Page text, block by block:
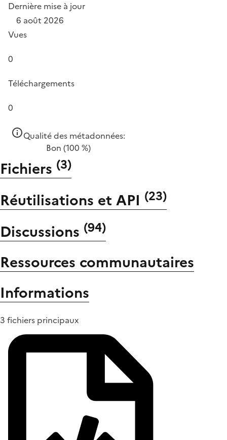
Dernière mise à jour
6 août 2026
Vues
0
Téléchargements
0
Qualité des métadonnées:
Bon (100 %)
Fichiers (3)
Réutilisations et API (23)
Discussions (94)
Ressources communautaires
Informations
3 fichiers principaux